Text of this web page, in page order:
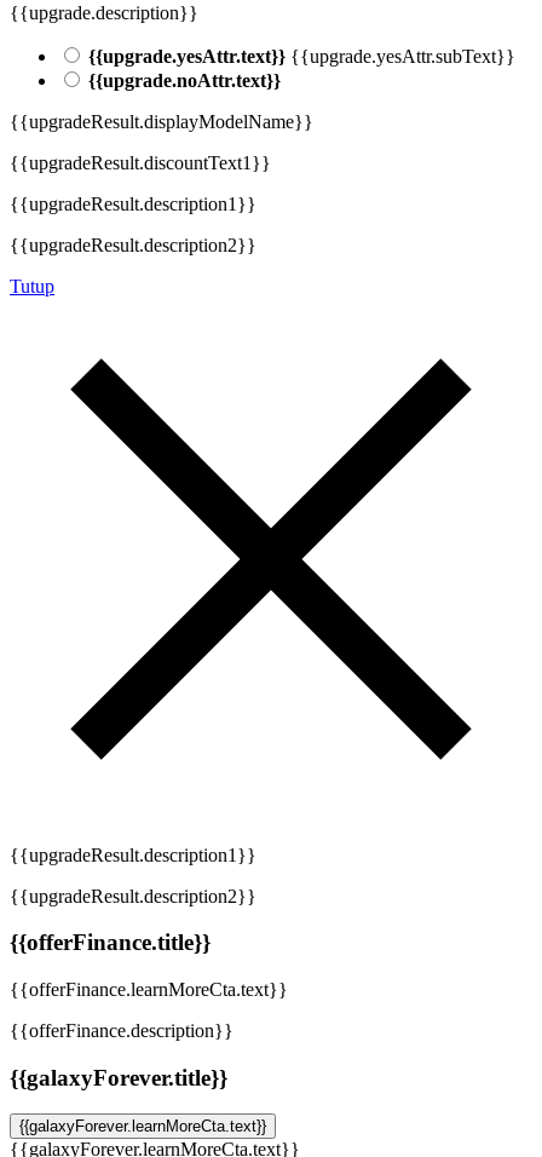
{{upgrade.description}}
{{upgrade.yesAttr.text}} {{upgrade.yesAttr.subText}}
{{upgrade.noAttr.text}}
{{upgradeResult.displayModelName}}
{{upgradeResult.discountText1}}
{{upgradeResult.description1}}
{{upgradeResult.description2}}
Tutup
{{upgradeResult.description1}}
{{upgradeResult.description2}}
{{offerFinance.title}}
{{offerFinance.learnMoreCta.text}}
{{offerFinance.description}}
{{galaxyForever.title}}
{{galaxyForever.learnMoreCta.text}}
{{galaxyForever.learnMoreCta.text}}